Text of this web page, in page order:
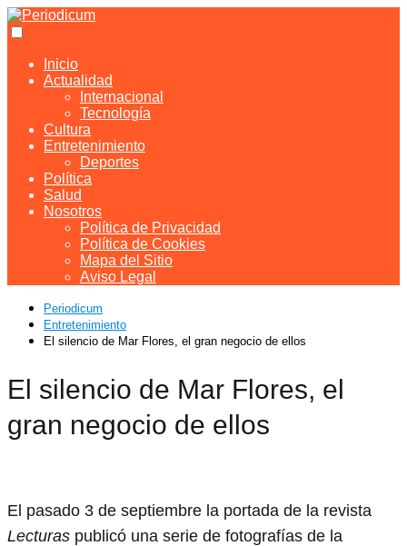
Inicio
Actualidad
Internacional
Tecnología
Cultura
Entretenimiento
Deportes
Política
Salud
Nosotros
Política de Privacidad
Política de Cookies
Mapa del Sitio
Aviso Legal
Periodicum
Entretenimiento
El silencio de Mar Flores, el gran negocio de ellos
El silencio de Mar Flores, el
gran negocio de ellos
El pasado 3 de septiembre la portada de la revista
Lecturas publicó una serie de fotografías de la